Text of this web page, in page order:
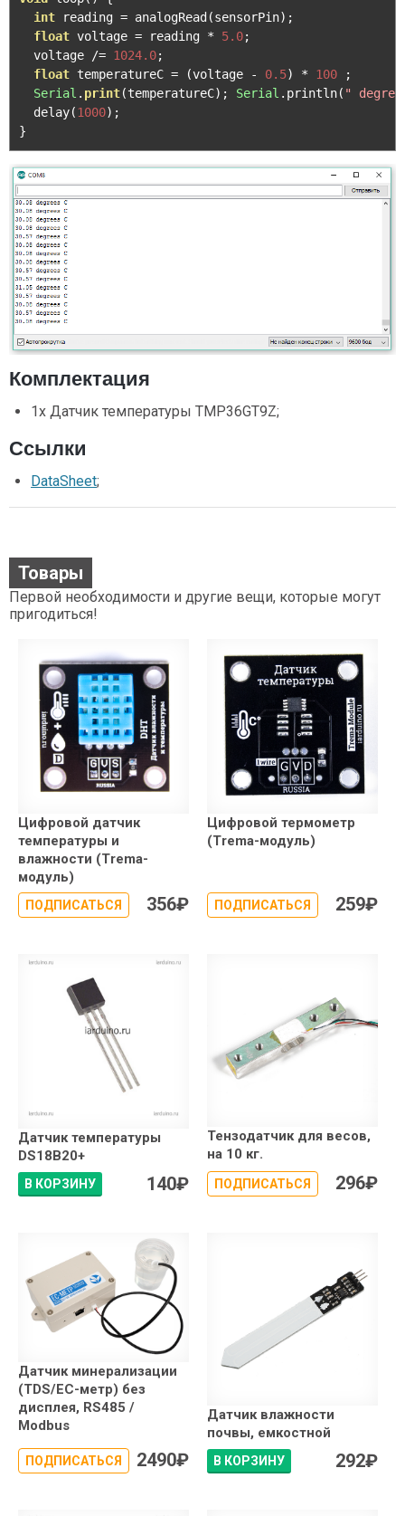
int reading = analogRead (sensorPin);
float voltage = reading * 5.0;
  voltage
/= 1024.0;
float temperatureC = (voltage - 0.5) * 100
;
Serial . print(temperatureC); Serial . println( "
  delay
(1000);
}
Комплектация
1х Датчик температуры TMP36GT9Z;
Ссылки
DataSheet;
Товары
Первой необходимости и другие вещи, которые могут
пригодиться!
Цифровой датчик
температуры и
влажности (Trema-
модуль)
ПОДПИСАТЬСЯ 356₽
Цифровой термометр
(Trema-модуль)
ПОДПИСАТЬСЯ 259₽
Датчик температуры
DS18B20+
В КОРЗИНУ 140₽
Тензодатчик для весов,
на 10 кг.
ПОДПИСАТЬСЯ 296₽
Датчик минерализации
(TDS/EC-метр) без
дисплея, RS485 /
Modbus
ПОДПИСАТЬСЯ 2490₽
Датчик влажности
почвы, емкостной
В КОРЗИНУ 292₽